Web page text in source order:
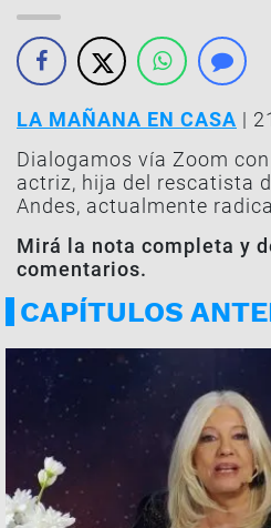
LA MAÑANA EN CASA |
Dialogamos vía Zoom con
actriz, hija del rescatista
Andes, actualmente
Mirá la nota completa y
comentarios.
CAPÍTULOS